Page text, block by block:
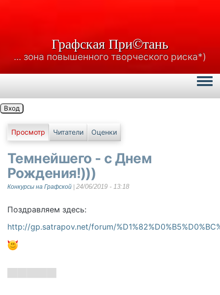
Графская При©тань
... зона повышенного творческого риска*)
Вход
Главные вкладки
Просмотр Читатели Оценки
Темнейшего - с Днем
Рождения!)))
Конкурсы на Графской 24/06/2019 - 13:18
Поздравляем здесь:
http://gp.satrapov.net/forum/